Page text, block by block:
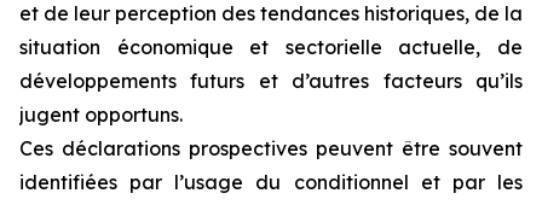
et de leur perception des tendances historiques, de la
situation économique et sectorielle actuelle, de
développements futurs et d’autres facteurs qu’ils
jugent opportuns.
Ces déclarations prospectives peuvent être souvent
identifiées par l’usage du conditionnel et par les